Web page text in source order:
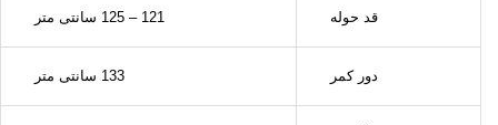
قد حوله
دور کمر